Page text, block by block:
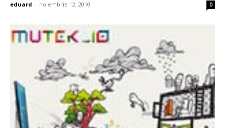
eduard - noiembrie 12, 2010 0